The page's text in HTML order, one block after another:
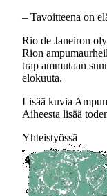
– Tavoitteena on
Rio de Janeiron
Rion
trap ammutaan
elokuuta.
Lisää kuvia
Aiheesta lisää
Yhteistyössä